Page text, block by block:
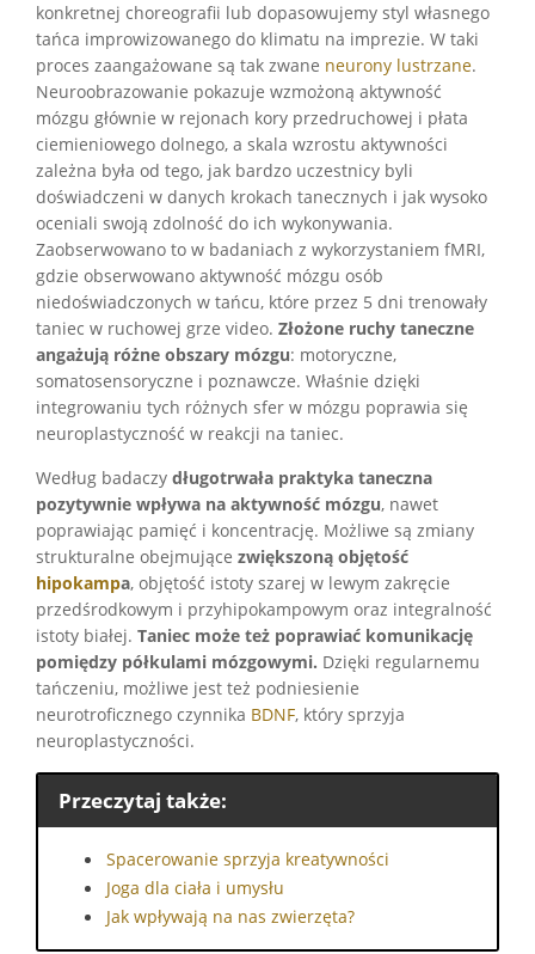
konkretnej choreografii lub dopasowujemy styl własnego
tańca improwizowanego do klimatu na imprezie. W taki
proces zaangażowane są tak zwane neurony lustrzane.
Neuroobrazowanie pokazuje wzmożoną aktywność
mózgu głównie w rejonach kory przedruchowej i płata
ciemieniowego dolnego, a skala wzrostu aktywności
zależna była od tego, jak bardzo uczestnicy byli
doświadczeni w danych krokach tanecznych i jak wysoko
oceniali swoją zdolność do ich wykonywania.
Zaobserwowano to w badaniach z wykorzystaniem fMRI,
gdzie obserwowano aktywność mózgu osób
niedoświadczonych w tańcu, które przez 5 dni trenowały
taniec w ruchowej grze video. Złożone ruchy taneczne
angażują różne obszary mózgu: motoryczne,
somatosensoryczne i poznawcze. Właśnie dzięki
integrowaniu tych różnych sfer w mózgu poprawia się
neuroplastyczność w reakcji na taniec.
Według badaczy długotrwała praktyka taneczna
pozytywnie wpływa na aktywność mózgu, nawet
poprawiając pamięć i koncentrację. Możliwe są zmiany
strukturalne obejmujące zwiększoną objętość
hipokampa, objętość istoty szarej w lewym zakręcie
przedśrodkowym i przyhipokampowym oraz integralność
istoty białej. Taniec może też poprawiać komunikację
pomiędzy półkulami mózgowymi. Dzięki regularnemu
tańczeniu, możliwe jest też podniesienie
neurotroficznego czynnika BDNF, który sprzyja
neuroplastyczności.
Przeczytaj także:
Spacerowanie sprzyja kreatywności
Joga dla ciała i umysłu
Jak wpływają na nas zwierzęta?